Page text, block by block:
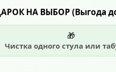
НА ВЫБОР (Выгода
🎁
Чистка одного стула или